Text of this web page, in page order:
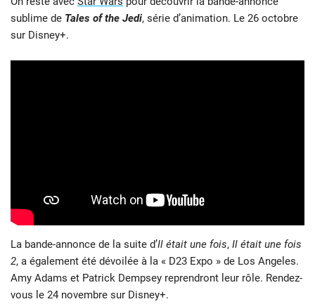
sublime de Tales of the Jedi, série d’animation. Le 26 octobre
sur Disney+.
La bande-annonce de la suite d’Il était une fois, Il était une fois
2, a également été dévoilée à la « D23 Expo » de Los Angeles.
Amy Adams et Patrick Dempsey reprendront leur rôle. Rendez-
vous le 24 novembre sur Disney+.